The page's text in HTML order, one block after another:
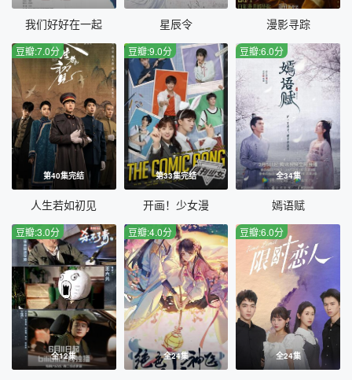
我们好好在一起 星辰令 漫影寻踪
第40集完结
豆瓣:7.0分
人生若如初见
第33集完结
豆瓣:9.0分
开画！少女漫
全34集
豆瓣:6.0分
嫣语赋
全12集
豆瓣:3.0分
全24集
豆瓣:4.0分
全24集
豆瓣:6.0分